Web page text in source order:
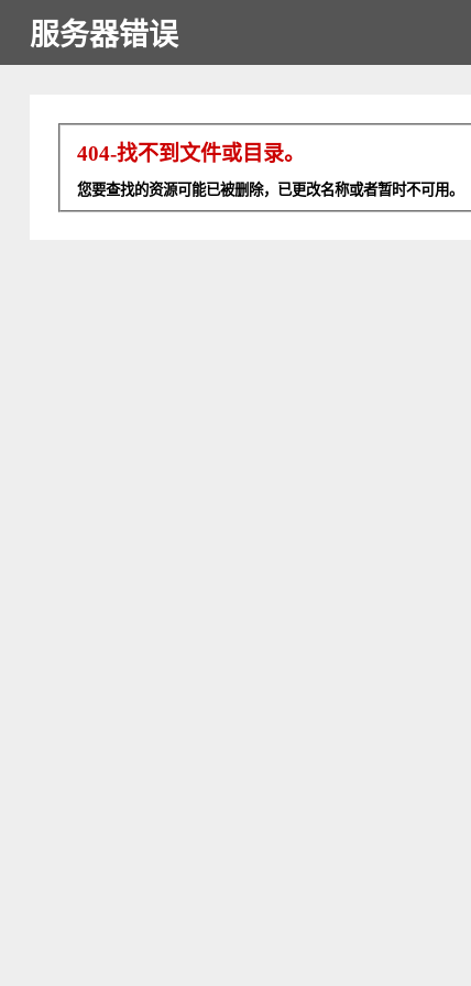
服务器错误
404-找不到文件或目录。
您要查找的资源可能已被删除，已更改名称或者暂时不可用。